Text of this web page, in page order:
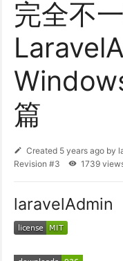
完全不
篇
Created 5 years ago by
Revision #3
1739
laravelAdmin